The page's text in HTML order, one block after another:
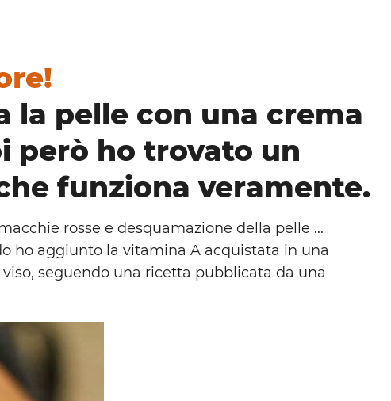
la pelle con una crema
però ho trovato un
funziona veramente.
rosse e desquamazione della pelle ...
ho aggiunto la vitamina A acquistata in una
seguendo una ricetta pubblicata da una